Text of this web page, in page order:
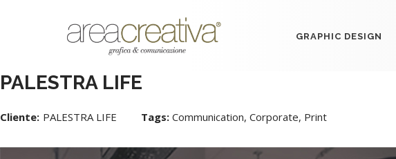
GRAPHIC DESIGN
PALESTRA LIFE
Cliente: PALESTRA LIFE Tags: Communication, Corporate, Print